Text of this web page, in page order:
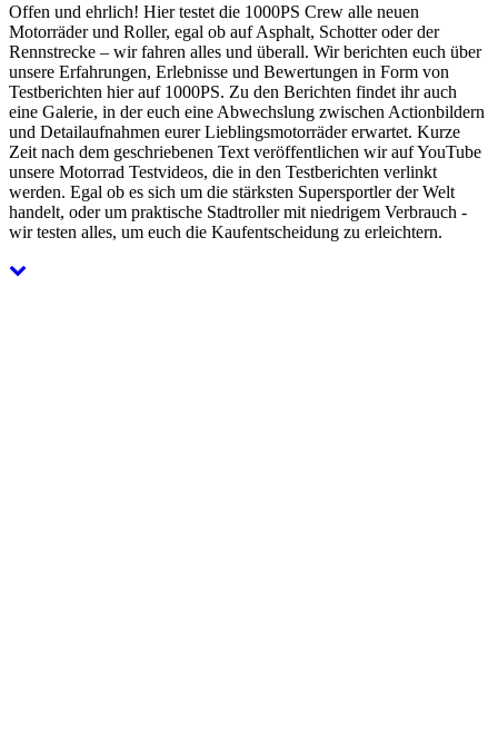
Offen und ehrlich! Hier testet die 1000PS Crew alle neuen
Motorräder und Roller, egal ob auf Asphalt, Schotter oder der
Rennstrecke – wir fahren alles und überall. Wir berichten euch über
unsere Erfahrungen, Erlebnisse und Bewertungen in Form von
Testberichten hier auf 1000PS. Zu den Berichten findet ihr auch
eine Galerie, in der euch eine Abwechslung zwischen Actionbildern
und Detailaufnahmen eurer Lieblingsmotorräder erwartet. Kurze
Zeit nach dem geschriebenen Text veröffentlichen wir auf YouTube
unsere Motorrad Testvideos, die in den Testberichten verlinkt
werden. Egal ob es sich um die stärksten Supersportler der Welt
handelt, oder um praktische Stadtroller mit niedrigem Verbrauch -
wir testen alles, um euch die Kaufentscheidung zu erleichtern.